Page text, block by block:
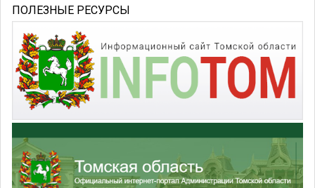
ПОЛЕЗНЫЕ РЕСУРСЫ